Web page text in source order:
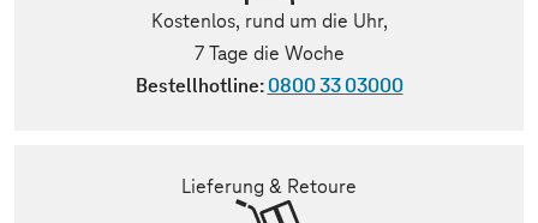
Kostenlos, rund um die Uhr,
7 Tage die Woche
Bestellhotline:0800 33 03000
Lieferung & Retoure